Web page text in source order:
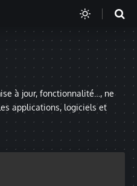
à jour, fonctionnalité…, ne
applications, logiciels et